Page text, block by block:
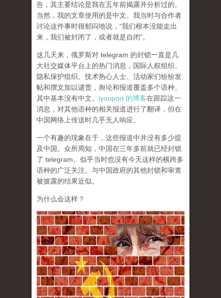
告，其主要结论是我在五年前揭露并分析过的。
当然，我的文章使用的是中文。我当时与合作者
讨论这件事时很郁闷地说，“我们根本没能走出
来，我们被封闭了，或者就是自闭”。
这几天来，俄罗斯对 telegram 的封锁一直是几
大社交媒体平台上的热门消息，国际人权组织、
隐私保护组织、技术热心人士、活动家们纷纷发
帖和撰文加以谴责，舆论和报道覆盖多个语种。
其中基本没有中文。 iyouport 的博客在跟踪这一
消息，对其他语种的相关报道进行了翻译，但在
中国网络上传送时几乎无人响应。
一个有趣的现象在于，这些报道中并没有多少提
及中国。众所周知，中国在三年多前就已经封锁
了 telegram。似乎当时也没有今天这样的横跨多
语种的广泛关注。与中国政府的其他封锁和审查
被披露的结果近似。
为什么会这样？